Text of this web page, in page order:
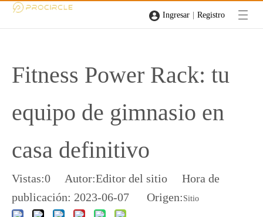
Ingresar | Registro
Fitness Power Rack: tu
equipo de gimnasio en
casa definitivo
Vistas:0 Autor:Editor del sitio Hora de
publicación: 2023-06-07 Origen: Sitio